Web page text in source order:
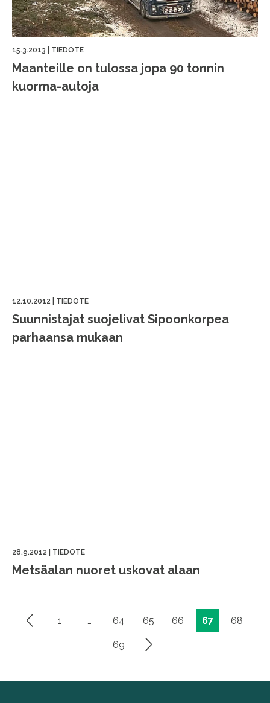
15.3.2013 TIEDOTE
Maanteille on tulossa jopa 90 tonnin
kuorma-autoja
12.10.2012 TIEDOTE
Suunnistajat suojelivat Sipoonkorpea
parhaansa mukaan
28.9.2012 TIEDOTE
Metsäalan nuoret uskovat alaan
Artikkelien
1 … 64 65 66 67 68
69